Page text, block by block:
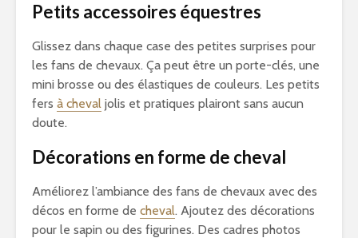
Petits accessoires équestres
Glissez dans chaque case des petites surprises pour
les fans de chevaux. Ça peut être un porte-clés, une
mini brosse ou des élastiques de couleurs. Les petits
fers à cheval jolis et pratiques plairont sans aucun
doute.
Décorations en forme de cheval
Améliorez l’ambiance des fans de chevaux avec des
décos en forme de cheval. Ajoutez des décorations
pour le sapin ou des figurines. Des cadres photos